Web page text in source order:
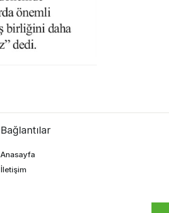
Bağlantılar
Anasayfa
İletişim